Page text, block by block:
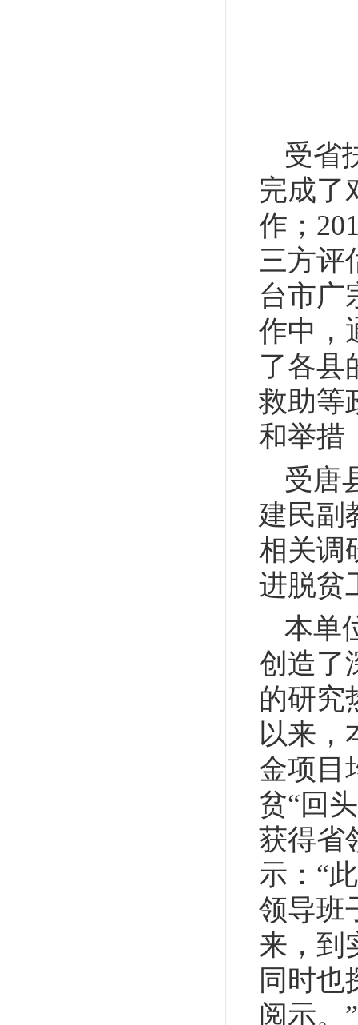
受省
完成了
作；
三方评
台市广
作中，
了各县
救助等
和举措
受唐
建民副
相关调
进脱贫
本单
创造了
的研究
以来，
金项目
贫“回
获得省
示：“
领导班
来，到
同时也
阅示。